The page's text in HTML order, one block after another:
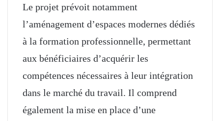
Le projet prévoit notamment
l’aménagement d’espaces modernes dédiés
à la formation professionnelle, permettant
aux bénéficiaires d’acquérir les
compétences nécessaires à leur intégration
dans le marché du travail. Il comprend
également la mise en place d’une